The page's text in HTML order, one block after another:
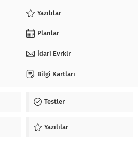
Yazılılar
Planlar
İdari Evrklr
Bilgi Kartları
Testler
Yazılılar